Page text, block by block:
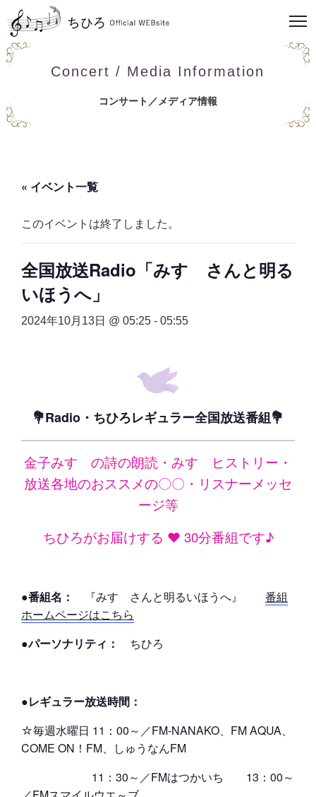
Concert / Media Information
コンサート／メディア情報
« イベント一覧
このイベントは終了しました。
全国放送Radio「みすゞさんと明る
いほうへ」
2024年10月13日 @ 05:25 - 05:55
💐Radio・ちひろレギュラー全国放送番組💐
金子みすゞの詩の朗読・みすゞヒストリー・
放送各地のおススメの〇〇・リスナーメッセ
ージ等
ちひろがお届けする ❤ 30分番組です♪
●番組名： 『みすゞさんと明るいほうへ』 番組
ホームページはこちら
●パーソナリティ：
ちひろ
●レギュラー放送時間：
☆毎週水曜日 11：00～／FM-NANAKO、FM AQUA、
COME ON！FM、しゅうなんFM
11：30～／FMはつかいち 13：00～